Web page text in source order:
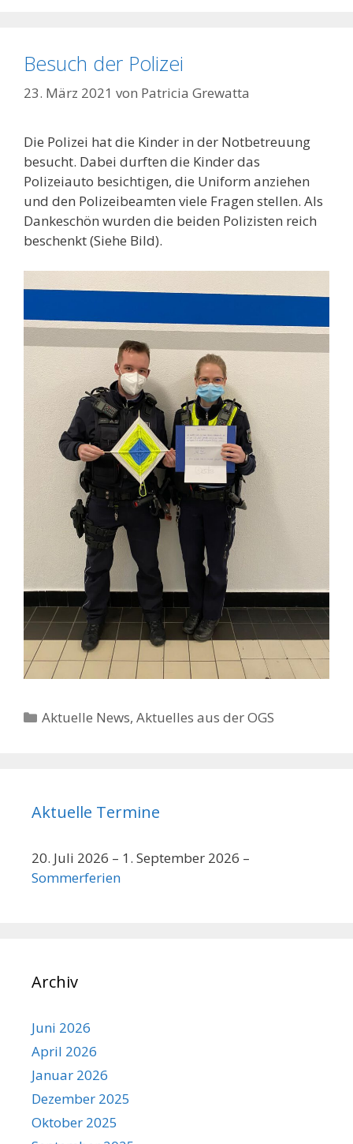
Besuch der Polizei
23. März 2021 von Patricia Grewatta
Die Polizei hat die Kinder in der Notbetreuung
besucht. Dabei durften die Kinder das
Polizeiauto besichtigen, die Uniform anziehen
und den Polizeibeamten viele Fragen stellen. Als
Dankeschön wurden die beiden Polizisten reich
beschenkt (Siehe Bild).
Kategorien
Aktuelle News,Aktuelles aus der OGS
Aktuelle Termine
20. Juli 2026 – 1. September 2026 –
Sommerferien
Archiv
Juni 2026
April 2026
Januar 2026
Dezember 2025
Oktober 2025